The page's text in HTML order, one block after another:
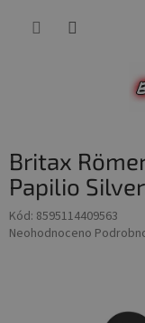
Britax
Papilio
Kód: 8595114409563
Průměrné
Neohodnoceno